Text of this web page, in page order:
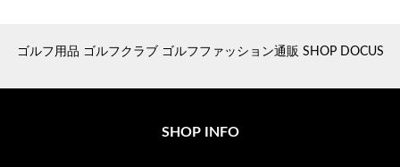
ゴルフ用品 ゴルフクラブ ゴルフファッション通販 SHOP DOCUS
SHOP INFO